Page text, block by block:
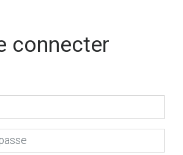
connecter